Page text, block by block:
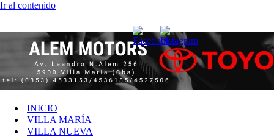
Ir al contenido
INICIO
VILLA MARÍA
VILLA NUEVA